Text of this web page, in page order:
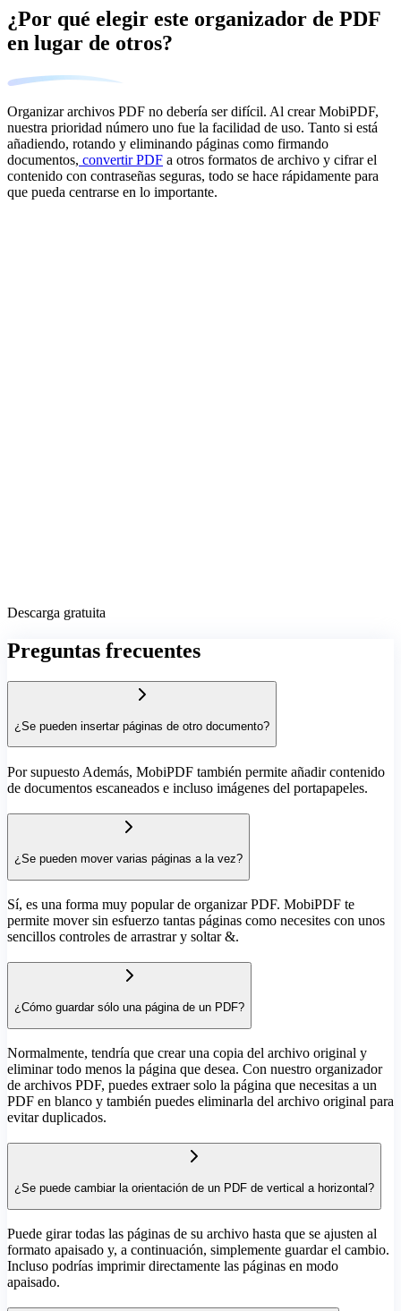
¿Por qué elegir este organizador de PDF
en lugar de otros?
Organizar archivos PDF no debería ser difícil. Al crear MobiPDF,
nuestra prioridad número uno fue la facilidad de uso. Tanto si está
añadiendo, rotando y eliminando páginas como firmando
documentos, convertir PDF a otros formatos de archivo y cifrar el
contenido con contraseñas seguras, todo se hace rápidamente para
que pueda centrarse en lo importante.
Descarga gratuita
Preguntas frecuentes
¿Se pueden insertar páginas de otro documento?
Por supuesto Además, MobiPDF también permite añadir contenido
de documentos escaneados e incluso imágenes del portapapeles.
¿Se pueden mover varias páginas a la vez?
Sí, es una forma muy popular de organizar PDF. MobiPDF te
permite mover sin esfuerzo tantas páginas como necesites con unos
sencillos controles de arrastrar y soltar &.
¿Cómo guardar sólo una página de un PDF?
Normalmente, tendría que crear una copia del archivo original y
eliminar todo menos la página que desea. Con nuestro organizador
de archivos PDF, puedes extraer solo la página que necesitas a un
PDF en blanco y también puedes eliminarla del archivo original para
evitar duplicados.
¿Se puede cambiar la orientación de un PDF de vertical a horizontal?
Puede girar todas las páginas de su archivo hasta que se ajusten al
formato apaisado y, a continuación, simplemente guardar el cambio.
Incluso podrías imprimir directamente las páginas en modo
apaisado.